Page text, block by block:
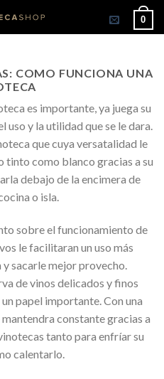
0
COMO FUNCIONA UNA
es importante, ya juega su
y la utilidad que se le dara.
que cuya versatalidad le
como blanco gracias a su
debajo de la encimera de
o isla.
sobre el funcionamiento de
le facilitaran un uso más
sacarle mejor provecho.
de vinos delicados y finos
papel importante. Con una
constante gracias a
tanto para enfríar su
calentarlo.